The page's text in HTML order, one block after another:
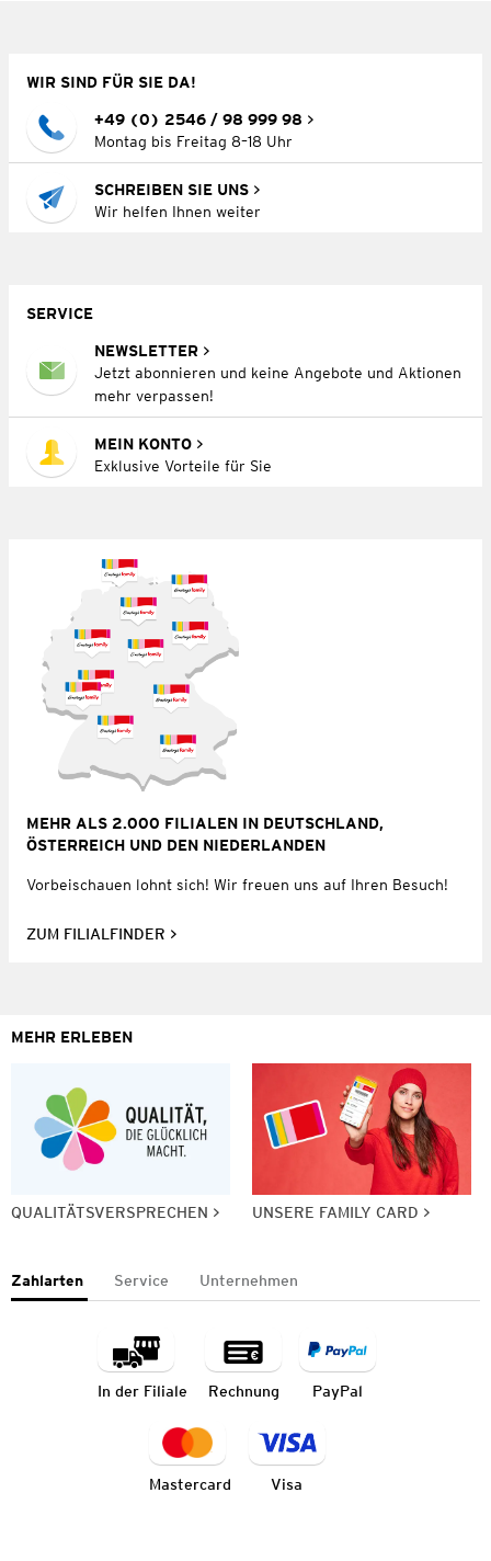
WIR SIND FÜR SIE DA!
+49 (0) 2546 / 98 999 98
Montag bis Freitag 8–18 Uhr
SCHREIBEN SIE UNS
Wir helfen Ihnen weiter
SERVICE
NEWSLETTER
Jetzt abonnieren und keine Angebote und Aktionen
mehr verpassen!
MEIN KONTO
Exklusive Vorteile für Sie
MEHR ALS 2.000 FILIALEN IN DEUTSCHLAND,
ÖSTERREICH UND DEN NIEDERLANDEN
Vorbeischauen lohnt sich! Wir freuen uns auf Ihren Besuch!
ZUM FILIALFINDER
MEHR ERLEBEN
QUALITÄTSVERSPRECHEN UNSERE FAMILY CARD
Zahlarten Service Unternehmen
In der Filiale Rechnung PayPal
Mastercard Visa